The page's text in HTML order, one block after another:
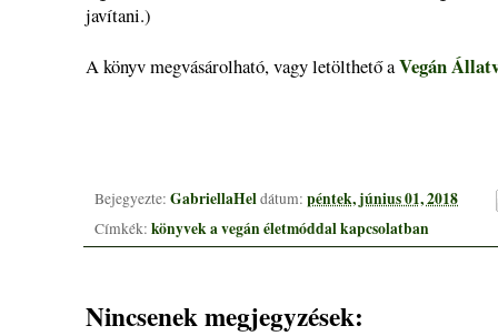
javítani.)
A könyv megvásárolható, vagy letölthető aVegán
Bejegyezte: GabriellaHeldátum: péntek, június 01, 2018
Címkék: könyvek a vegán életmóddal kapcsolatban
Nincsenek megjegyzések: